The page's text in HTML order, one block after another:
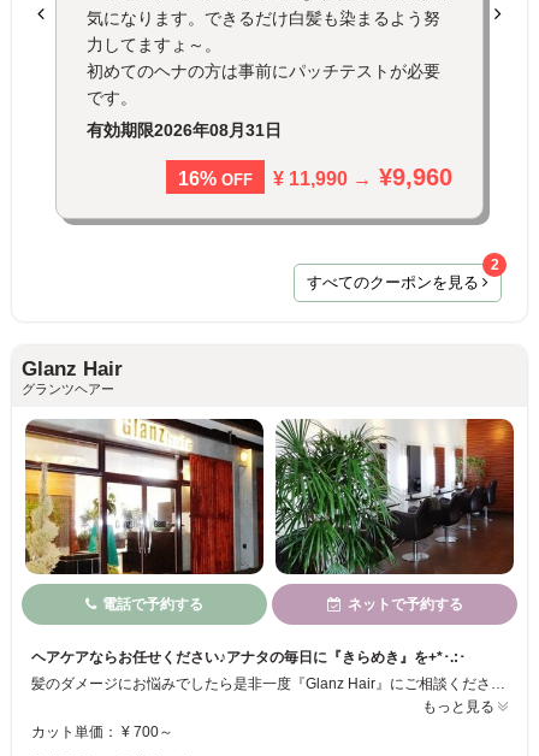
気になります。できるだけ白髪も染まるよう努
力してますょ～。
初めてのヘナの方は事前にパッチテストが必要
です。
有効期限2026年08月31日
16% OFF ¥ 11,990 → ¥9,960
すべてのクーポンを見る
2
Glanz Hair
グランツヘアー
電話で予約する ネットで予約する
ヘアケアならお任せください♪アナタの毎日に『きらめき』を+*･.:･
髪のダメージにお悩みでしたら是非一度『Glanz Hair』にご相談ください♪状態に合わせたヘッドスパや髪の再生を促す5種類のトリートメントなど、髪のダメージを癒すメニューを各種取り揃えています☆+ 席数が少ないプライベートサロンなのでゆったりとリラックスしながらお過ごし頂けます◎◎
もっと見る
カット単価： ¥ 700～